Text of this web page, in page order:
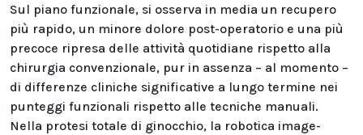
Sul piano funzionale, si osserva in media un recupero
più rapido, un minore dolore post-operatorio e una più
precoce ripresa delle attività quotidiane rispetto alla
chirurgia convenzionale, pur in assenza – al momento –
di differenze cliniche significative a lungo termine nei
punteggi funzionali rispetto alle tecniche manuali.
Nella protesi totale di ginocchio, la robotica image-